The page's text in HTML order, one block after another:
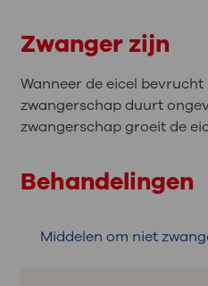
Zwanger zijn
Wanneer de eicel bevrucht
zwangerschap duurt
zwangerschap groeit de
Behandelingen
Middelen om niet